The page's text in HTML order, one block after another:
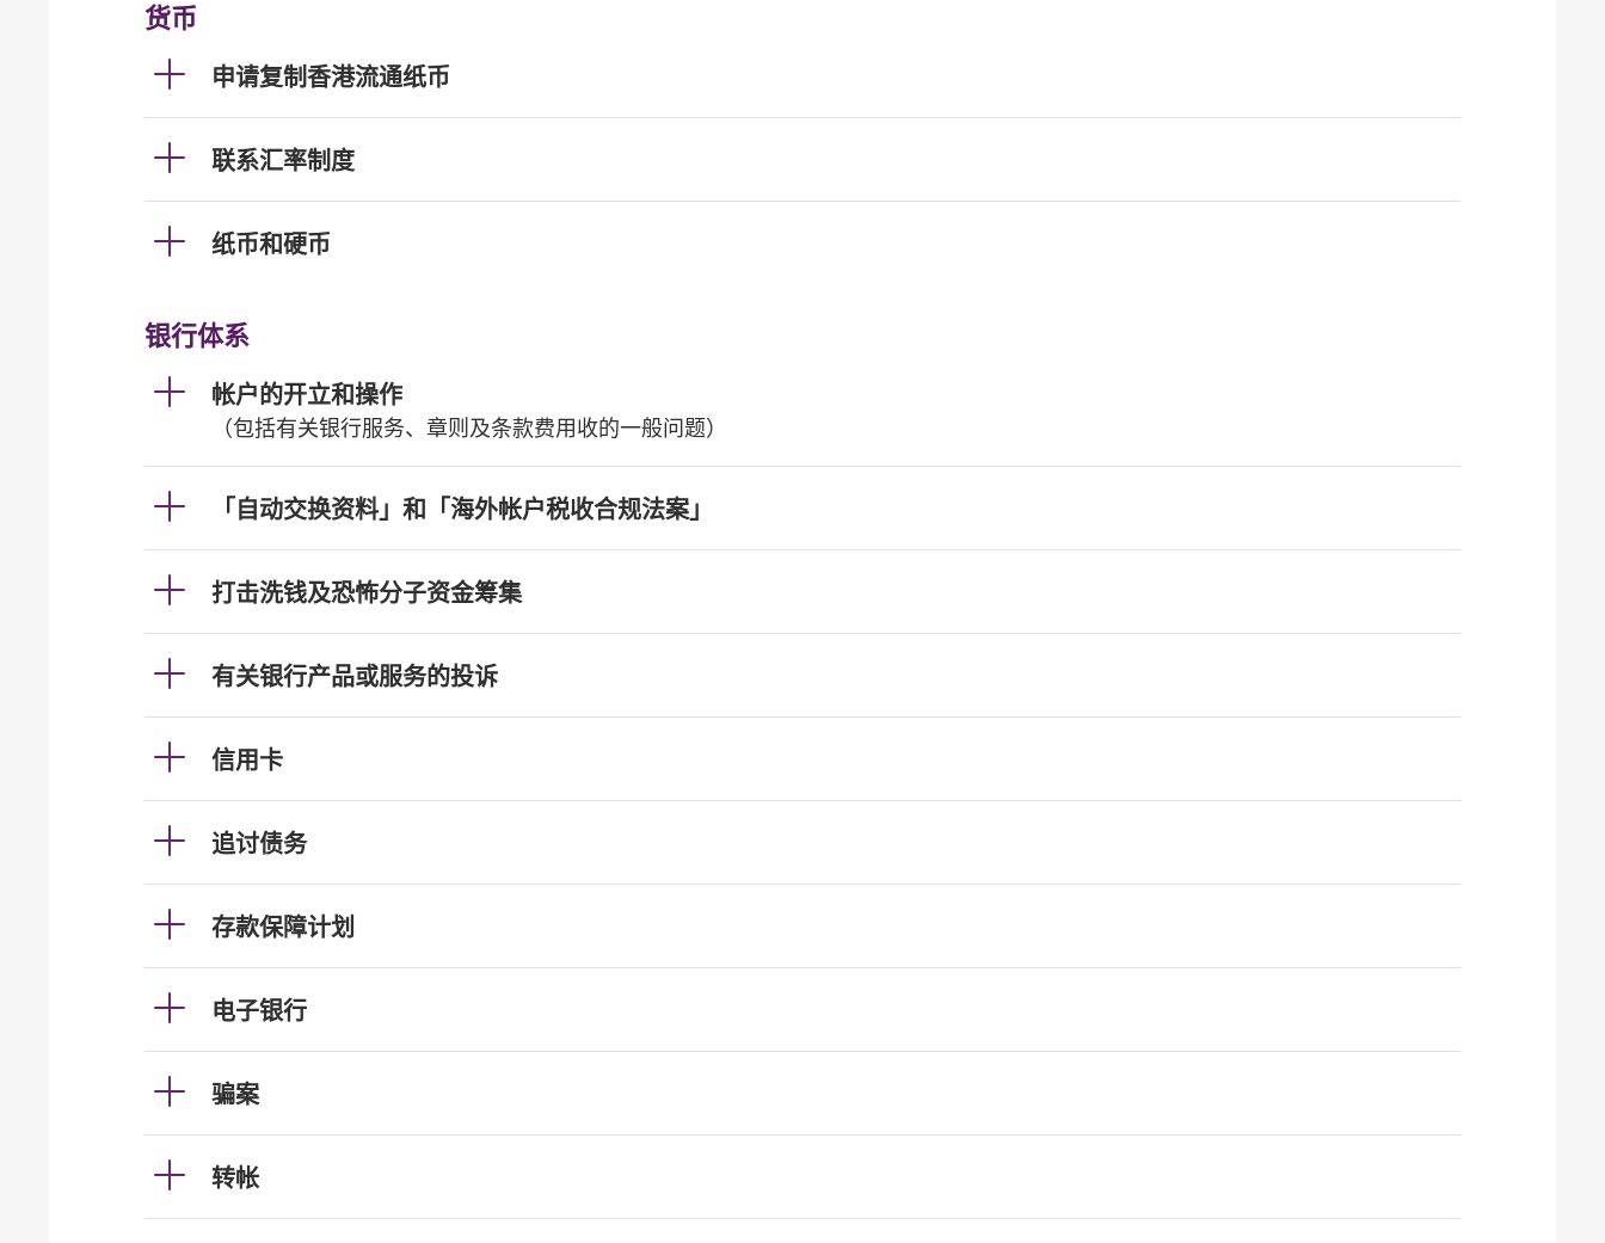
货币
申请复制香港流通纸币
联系汇率制度
纸币和硬币
银行体系
帐户的开立和操作
（包括有关银行服务、章则及条款费用收的一般问题）
「自动交换资料」和「海外帐户税收合规法案」
打击洗钱及恐怖分子资金筹集
有关银行产品或服务的投诉
信用卡
追讨债务
存款保障计划
电子银行
骗案
转帐